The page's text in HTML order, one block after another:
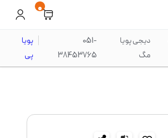
0
دیجی پویا
مگ
051-
38453765
پویا
پی